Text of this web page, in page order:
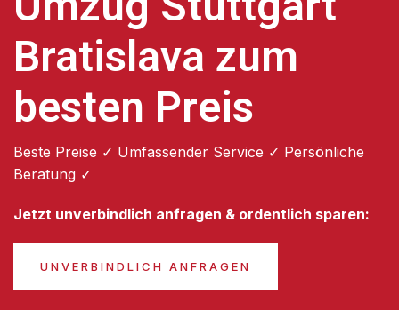
Bratislava zum
besten Preis
Beste Preise ✓ Umfassender Service ✓ Persönliche
Beratung ✓
Jetzt unverbindlich anfragen & ordentlich sparen:
UNVERBINDLICH ANFRAGEN